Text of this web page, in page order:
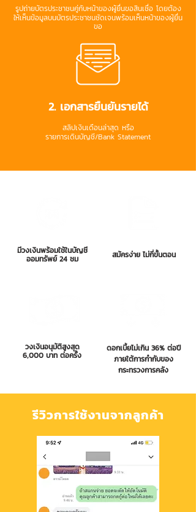
รูปถ่ายบัตรประชาชนคู่กับหน้าของผู้ยื่นขอสินเชื่อ โดยต้อง
ให้เห็นข้อมูลบนบัตรประชาชนชัดเจนพร้อมเห็นหน้าของผู้ยื่น
ขอ
2. เอกสารยืนยันรายได้
สลิปเงินเดือนล่าสุด หรือ
รายการเดินบัญชี/Bank Statement
มีวงเงินพร้อมใช้ในบัญชี
ออมทรัพย์ 24 ชม สมัครง่าย ไม่กี่ขั้นตอน
วงเงินอนุมัติสูงสุด
6,000 บาท ต่อครั้ง
ดอกเบี้ยไม่เกิน 36% ต่อปี
ภายใต้การกำกับของ
กระทรวงการคลัง
รีวิวการใช้งานจากลูกค้า